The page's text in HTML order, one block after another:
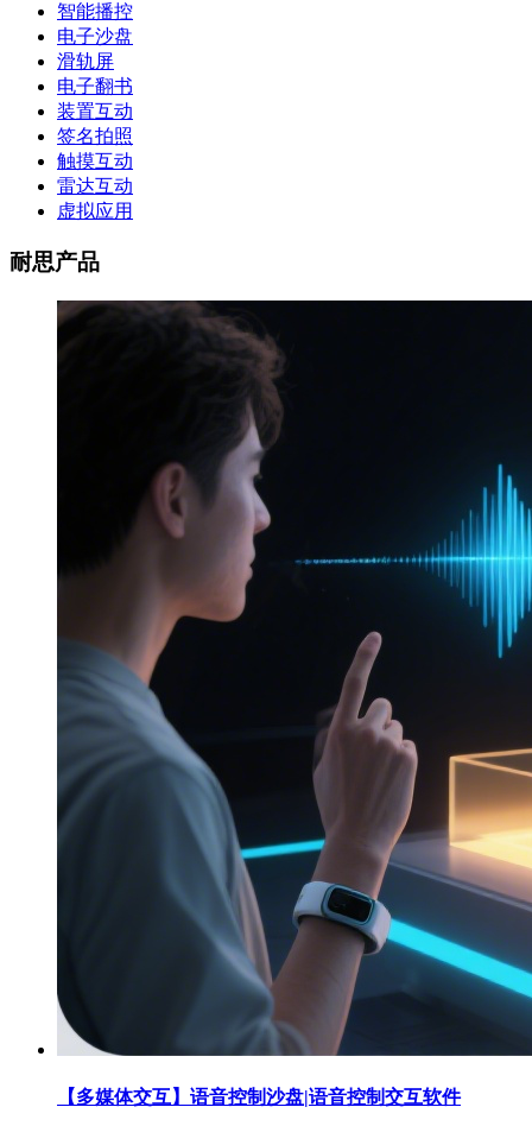
智能播控
电子沙盘
滑轨屏
电子翻书
装置互动
签名拍照
触摸互动
雷达互动
虚拟应用
耐思产品
【多媒体交互】语音控制沙盘|语音控制交互软件